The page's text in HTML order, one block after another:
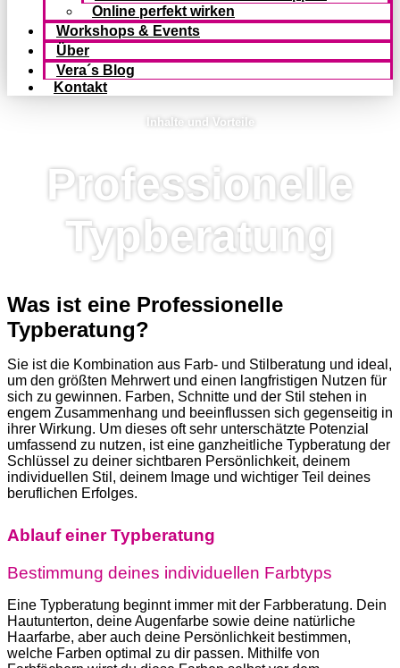
Online perfekt wirken
Workshops & Events
Über
Vera´s Blog
Kontakt
Inhalte und Vorteile
Professionelle
Typberatung
Was ist eine Professionelle
Typberatung?
Sie ist die Kombi­nation aus Farb- und Stilber­atung und ideal,
um den größten Mehrwert und einen langfristigen Nutzen für
sich zu gewinnen. Farben, Schnitte und der Stil stehen in
engem Zusam­menhang und beein­flussen sich gegen­seitig in
ihrer Wirkung. Um dieses oft sehr unter­schätzte Potenzial
umfassend zu nutzen, ist eine ganzheitliche Typber­atung der
Schlüssel zu deiner sicht­baren Persön­lichkeit, deinem
individu­ellen Stil, deinem Image und wichtiger Teil deines
beruflichen Erfolges.
Ablauf einer Typberatung
Bestimmung deines individuellen Farbtyps
Eine Typber­atung beginnt immer mit der Farbber­atung. Dein
Hautun­terton, deine Augen­farbe sowie deine natür­liche
Haarfarbe, aber auch deine Persön­lichkeit bestimmen,
welche Farben optimal zu dir passen. Mithilfe von